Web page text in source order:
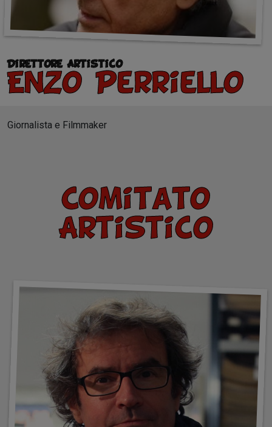
Direttore Artistico
Enzo Perriello
Giornalista e Filmmaker
Comitato
Artistico